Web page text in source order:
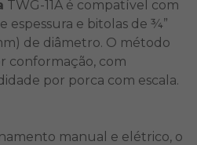
TWG-11A é compatível com
espessura e bitolas de ¾”
de diâmetro. O método
conformação, com
por porca com escala.
manual e elétrico, o